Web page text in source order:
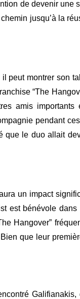
de devenir une
jusqu’à la
peut montrer son
“The
amis
pendant
que le duo allait
un impact
est bénévole
Hangover”
que leur